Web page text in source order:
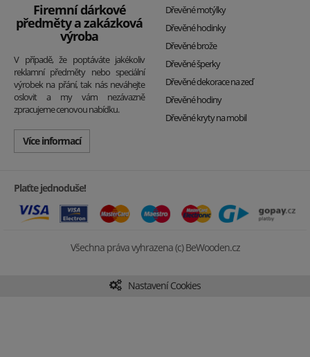
Firemní dárkové
předměty a zakázková
výroba
V případě, že poptáváte jakékoliv
reklamní předměty nebo speciální
výrobek na přání, tak nás neváhejte
oslovit a my vám nezávazně
zpracujeme cenovou nabídku.
Více informací
Dřevěné motýlky
Dřevěné hodinky
Dřevěné brože
Dřevěné šperky
Dřevěné dekorace na zeď
Dřevěné hodiny
Dřevěné kryty na mobil
Plaťte jednoduše!
Všechna práva vyhrazena (c) BeWooden.cz
Nastavení Cookies